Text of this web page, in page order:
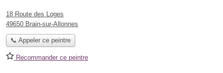
18 Route des Loges
49650 Brain-sur-Allonnes
📞 Appeler ce peintre
Recommander ce peintre